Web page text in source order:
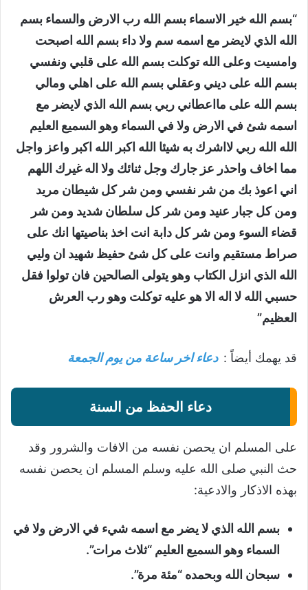
“بسم الله خير الاسماء بسم الله رب الارض والسماء بسم
الله الذي لايضر مع اسمه سم ولا داء بسم الله اصبحت
وامسيت وعلى الله توكلت بسم الله على قلبي ونفسي
بسم الله على ديني وعقلي بسم الله على اهلي ومالي
بسم الله على مااعطاني ربي بسم الله الذي لايضر مع
اسمه شئ في الارض ولا في السماء وهو السميع العليم
الله الله ربي لااشرك به شيئا الله اكبر الله اكبر واعز واجل
مما اخاف واحذر عز جارك وجل ثنائك ولا اله غيرك اللهم
اني اعوذ بك من شر نفسي ومن شر كل شيطان مريد
ومن كل جبار عنيد ومن شر كل سلطان شديد ومن شر
قضاء السوء ومن شر كل دابة انت اخذ بناصيتها انك على
صراط مستقيم وانت على كل شئ حفيظ شهيد ان وليي
الله الذي انزل الكتاب وهو يتولى الصالحين فان تولوا فقل
حسبي الله لا اله الا هو عليه توكلت وهو رب العرش
العظيم”
قد يهمك أيضاً : دعاء اخر ساعة من يوم الجمعة
دعاء الحفظ من السنة
على المسلم ان يحصن نفسه من الافات والشرور وقد
حث النبي صلى الله عليه وسلم المسلم ان يحصن نفسه
بهذه الاذكار والادعية:
بسم الله الذي لا يضر مع اسمه شيء في الارض ولا في
السماء وهو السميع العليم “ثلاث مرات”.
سبحان الله وبحمده “مئة مرة”.